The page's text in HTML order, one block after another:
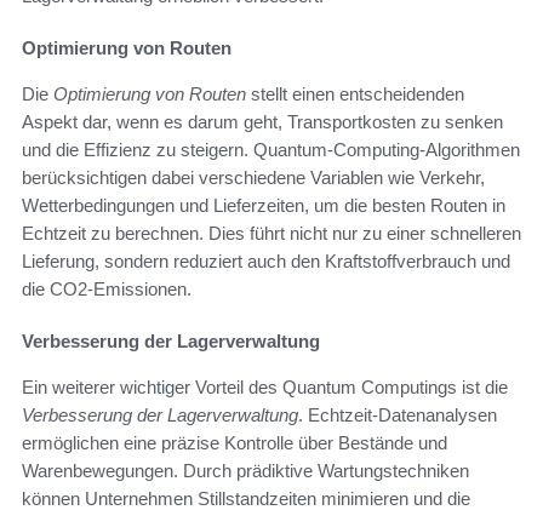
Optimierung von Routen
Die Optimierung von Routen stellt einen entscheidenden
Aspekt dar, wenn es darum geht, Transportkosten zu senken
und die Effizienz zu steigern. Quantum-Computing-Algorithmen
berücksichtigen dabei verschiedene Variablen wie Verkehr,
Wetterbedingungen und Lieferzeiten, um die besten Routen in
Echtzeit zu berechnen. Dies führt nicht nur zu einer schnelleren
Lieferung, sondern reduziert auch den Kraftstoffverbrauch und
die CO2-Emissionen.
Verbesserung der Lagerverwaltung
Ein weiterer wichtiger Vorteil des Quantum Computings ist die
Verbesserung der Lagerverwaltung. Echtzeit-Datenanalysen
ermöglichen eine präzise Kontrolle über Bestände und
Warenbewegungen. Durch prädiktive Wartungstechniken
können Unternehmen Stillstandzeiten minimieren und die